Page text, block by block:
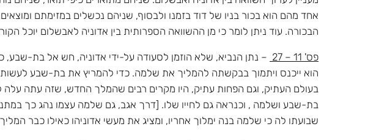
אחד מהם הוא בכור בניו של דוד בזמנו ולבסוף, שניהם נכשלים במזימתם
הבכורה. עוד ניתן לומר כי מן ההשוואה הספרותית בין אדוניה לאבשלום יוכל
פס' 11 – 27
– נתן הנביא, שלא הוזמן לסעודה על-ידי אדוניה, חש אל בת-שבע,
הוא ייכנס ויתמוך בבקשתה להמליך את שלמה. כדי להמריץ את בת-שבע לעשות
בעולם העתיק, וגם הפחות עתיק, היו מקרים רבים שהמלך החדש, שזה עתה עלה
בת-שבע ושלמה , וכנראה גם לחייו שלו. [דרך אגב, גם שלמה עצמו נהג כך
שבועתו לה כי שלמה בנה ימלוך אחריו, ומציג את מעשי אדוניהו כאילו כבר